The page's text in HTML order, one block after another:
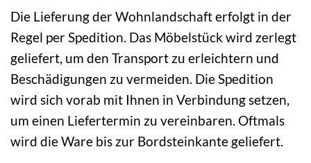
Die Lieferung der Wohnlandschaft erfolgt in der
Regel per Spedition. Das Möbelstück wird zerlegt
geliefert, um den Transport zu erleichtern und
Beschädigungen zu vermeiden. Die Spedition
wird sich vorab mit Ihnen in Verbindung setzen,
um einen Liefertermin zu vereinbaren. Oftmals
wird die Ware bis zur Bordsteinkante geliefert.